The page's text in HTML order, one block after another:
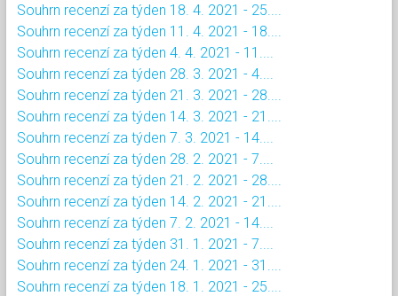
Souhrn recenzí za týden 18. 4. 2021 - 25....
Souhrn recenzí za týden 11. 4. 2021 - 18....
Souhrn recenzí za týden 4. 4. 2021 - 11....
Souhrn recenzí za týden 28. 3. 2021 - 4....
Souhrn recenzí za týden 21. 3. 2021 - 28....
Souhrn recenzí za týden 14. 3. 2021 - 21....
Souhrn recenzí za týden 7. 3. 2021 - 14....
Souhrn recenzí za týden 28. 2. 2021 - 7....
Souhrn recenzí za týden 21. 2. 2021 - 28....
Souhrn recenzí za týden 14. 2. 2021 - 21....
Souhrn recenzí za týden 7. 2. 2021 - 14....
Souhrn recenzí za týden 31. 1. 2021 - 7....
Souhrn recenzí za týden 24. 1. 2021 - 31....
Souhrn recenzí za týden 18. 1. 2021 - 25....